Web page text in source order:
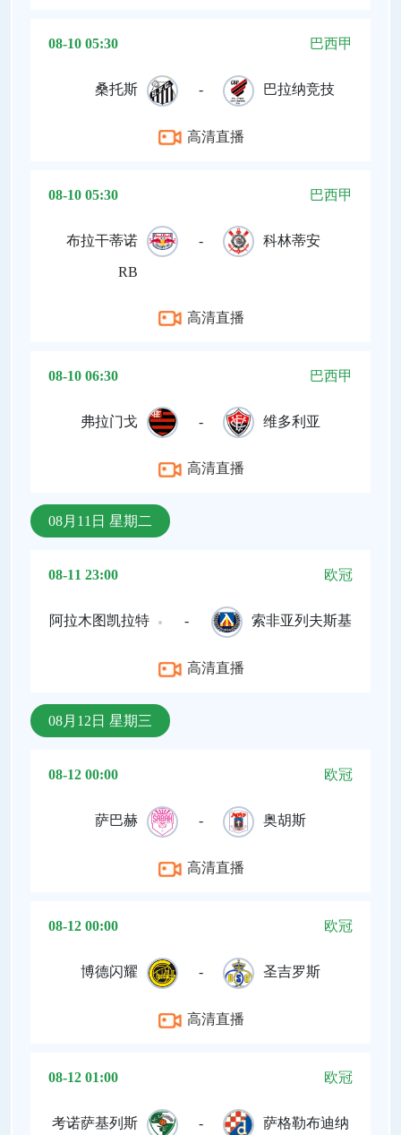
08-10 05:30 巴西甲
桑托斯 - 巴拉纳竞技
高清直播
08-10 05:30 巴西甲
布拉干蒂诺
RB
- 科林蒂安
高清直播
08-10 06:30 巴西甲
弗拉门戈 - 维多利亚
高清直播
08月11日 星期二
08-11 23:00 欧冠
阿拉木图凯拉特 - 索非亚列夫斯基
高清直播
08月12日 星期三
08-12 00:00 欧冠
萨巴赫 - 奥胡斯
高清直播
08-12 00:00 欧冠
博德闪耀 - 圣吉罗斯
高清直播
08-12 01:00 欧冠
考诺萨基列斯 - 萨格勒布迪纳